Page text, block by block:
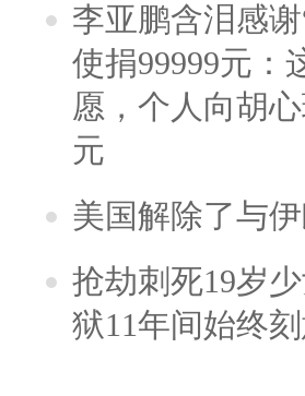
李亚鹏含泪感
使捐99999元：
愿，个人向胡
元
美国解除了与
抢劫刺死19岁
狱11年间始终